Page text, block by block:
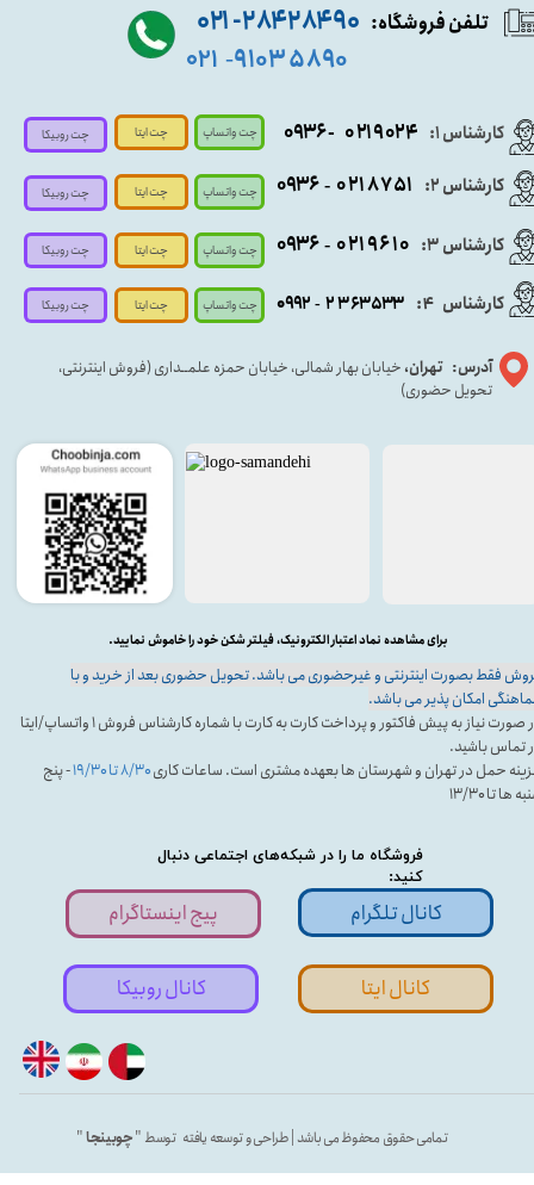
فروشگاه ما را در شبکه‌های اجتماعی دنبال
کنید:
تمامی حقوق محفوظ می باشد | طراحی و توسعه یافته توسط "چوبینجا"
کارشناس ۱: ۰۲۱۹۰۲۴ - ۰۹۳۶
آدرس: تهران، خیابان بهار شمالی، خیابان حمزه علمــداری (فروش اینترنتی،
تحویل حضوری)
تلفن فروشگاه: ۹۰ ۲۸۴ ۲۸۴- ۰۲۱
۵۸۹۰ ۹۱۰۳ -۰۲۱
کارشناس ۳: ۰۲۱۹۶۱۰ -۰۹۳۶
فقط بصورت اینترنتی و غیرحضوری می باشد. تحویل حضوری بعد از خرید و با
امکان پذیر می باشد.
در صورت نیاز به پیش فاکتور و پرداخت کارت به کارت با شماره کارشناس فروش ۱ واتساپ/ایتا
تماس باشید.
حمل در تهران و شهرستان ها بعهده مشتری است. ساعات کاری۸/۳۰ تا ۱۹/۳۰
- پنج
ها تا ۱۳/۳۰
برای مشاهده نماد اعتبار الکترونیک، فیلتر شکن خود را خاموش نمایید.
پیج اینستاگرام کانال تلگرام
کارشناس ۲: ۰۲۱۸۷۵۱ - ۰۹۳۶
کانال ایتا کانال روبیکا
کارشناس 4
: ۲۳۶۳۵۳۳ - ۰۹۹۲
چت واتساپ
چت واتساپ
چت واتساپ
چت واتساپ
چت ایتا
چت ایتا
چت ایتا
چت ایتا
چت روبیکا
چت روبیکا
چت روبیکا
چت روبیکا